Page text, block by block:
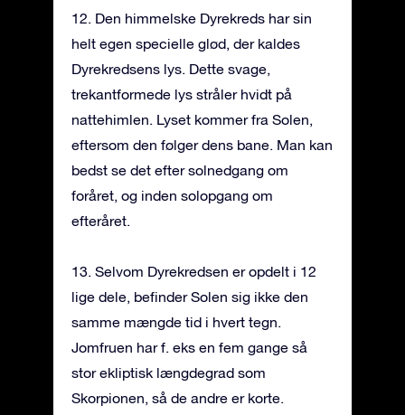
12. Den himmelske Dyrekreds har sin
helt egen specielle glød, der kaldes
Dyrekredsens lys. Dette svage,
trekantformede lys stråler hvidt på
nattehimlen. Lyset kommer fra Solen,
eftersom den følger dens bane. Man kan
bedst se det efter solnedgang om
foråret, og inden solopgang om
efteråret.
13. Selvom Dyrekredsen er opdelt i 12
lige dele, befinder Solen sig ikke den
samme mængde tid i hvert tegn.
Jomfruen har f. eks en fem gange så
stor ekliptisk længdegrad som
Skorpionen, så de andre er korte.